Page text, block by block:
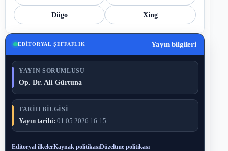
Diigo Xing
EDITORYAL ŞEFFAFLIK Yayın bilgileri
YAYIN SORUMLUSU
Op. Dr. Ali Gürtuna
TARIH BILGISI
Yayın tarihi: 01.05.2026 16:15
Editoryal ilkelerKaynak politikasıDüzeltme politikası